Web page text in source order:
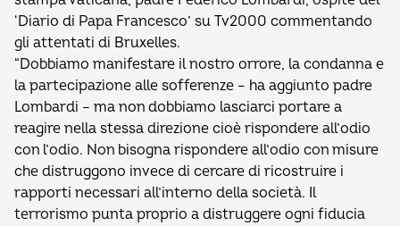
‘Diario di Papa Francesco’ su Tv2000 commentando
gli attentati di Bruxelles.
“Dobbiamo manifestare il nostro orrore, la condanna e
la partecipazione alle sofferenze – ha aggiunto padre
Lombardi – ma non dobbiamo lasciarci portare a
reagire nella stessa direzione cioè rispondere all’odio
con l’odio. Non bisogna rispondere all’odio con misure
che distruggono invece di cercare di ricostruire i
rapporti necessari all’interno della società. Il
terrorismo punta proprio a distruggere ogni fiducia